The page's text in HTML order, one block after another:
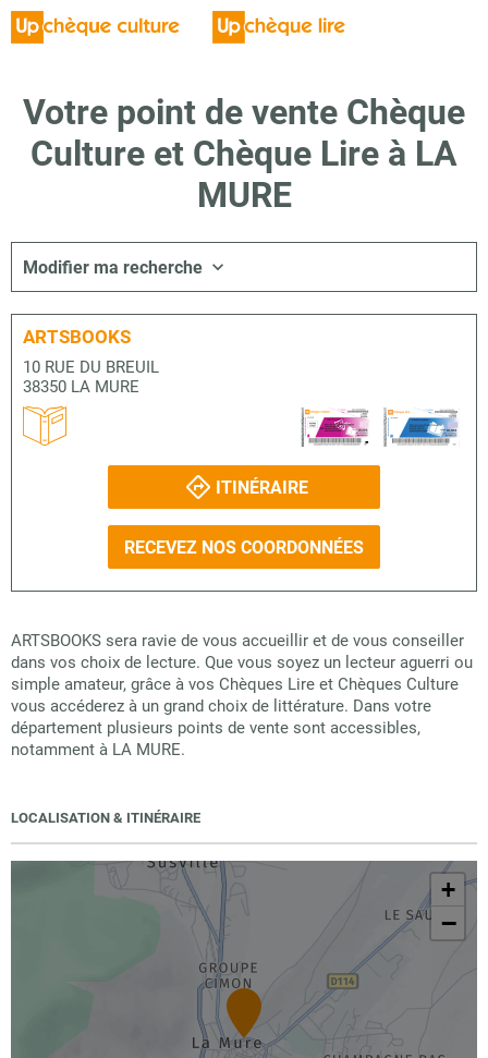
Votre point de vente Chèque
Culture et Chèque Lire à LA
MURE
Modifier ma recherche
ARTSBOOKS
10 RUE DU BREUIL
38350 LA MURE
ITINÉRAIRE
RECEVEZ NOS COORDONNÉES
ARTSBOOKS sera ravie de vous accueillir et de vous conseiller
dans vos choix de lecture. Que vous soyez un lecteur aguerri ou
simple amateur, grâce à vos Chèques Lire et Chèques Culture
vous accéderez à un grand choix de littérature. Dans votre
département plusieurs points de vente sont accessibles,
notamment à LA MURE.
LOCALISATION & ITINÉRAIRE
+
−